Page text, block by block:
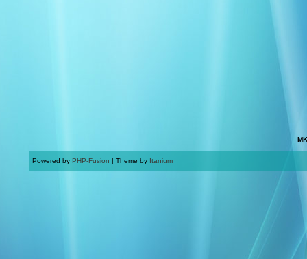
Powered by PHP-Fusion | Theme by Itanium